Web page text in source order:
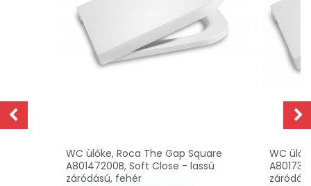
WC ülőke, Roca The Gap Square
A80147200B, Soft Close - lassú
záródású, fehér
WC